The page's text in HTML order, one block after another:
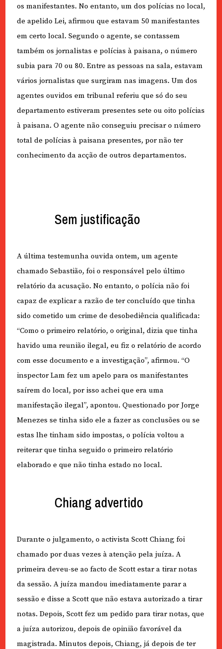
os manifestantes. No entanto, um dos polícias no local,
de apelido Lei, afirmou que estavam 50 manifestantes
em certo local. Segundo o agente, se contassem
também os jornalistas e polícias à paisana, o número
subia para 70 ou 80. Entre as pessoas na sala, estavam
vários jornalistas que surgiram nas imagens. Um dos
agentes ouvidos em tribunal referiu que só do seu
departamento estiveram presentes sete ou oito polícias
à paisana. O agente não conseguiu precisar o número
total de polícias à paisana presentes, por não ter
conhecimento da acção de outros departamentos.
Sem justificação
A última testemunha ouvida ontem, um agente
chamado Sebastião, foi o responsável pelo último
relatório da acusação. No entanto, o polícia não foi
capaz de explicar a razão de ter concluído que tinha
sido cometido um crime de desobediência qualificada:
“Como o primeiro relatório, o original, dizia que tinha
havido uma reunião ilegal, eu fiz o relatório de acordo
com esse documento e a investigação”, afirmou. “O
inspector Lam fez um apelo para os manifestantes
saírem do local, por isso achei que era uma
manifestação ilegal”, apontou. Questionado por Jorge
Menezes se tinha sido ele a fazer as conclusões ou se
estas lhe tinham sido impostas, o polícia voltou a
reiterar que tinha seguido o primeiro relatório
elaborado e que não tinha estado no local.
Chiang advertido
Durante o julgamento, o activista Scott Chiang foi
chamado por duas vezes à atenção pela juíza. A
primeira deveu-se ao facto de Scott estar a tirar notas
da sessão. A juíza mandou imediatamente parar a
sessão e disse a Scott que não estava autorizado a tirar
notas. Depois, Scott fez um pedido para tirar notas, que
a juíza autorizou, depois de opinião favorável da
magistrada. Minutos depois, Chiang, já depois de ter